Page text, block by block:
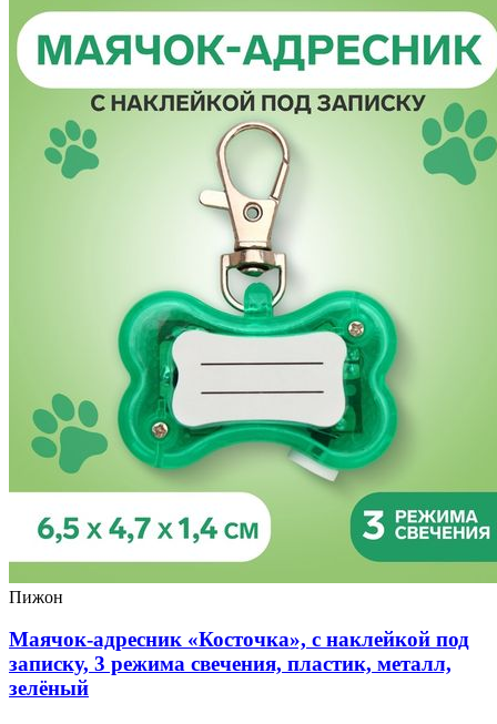
Пижон
Маячок-адресник «Косточка», с наклейкой под
записку, 3 режима свечения, пластик, металл,
зелёный